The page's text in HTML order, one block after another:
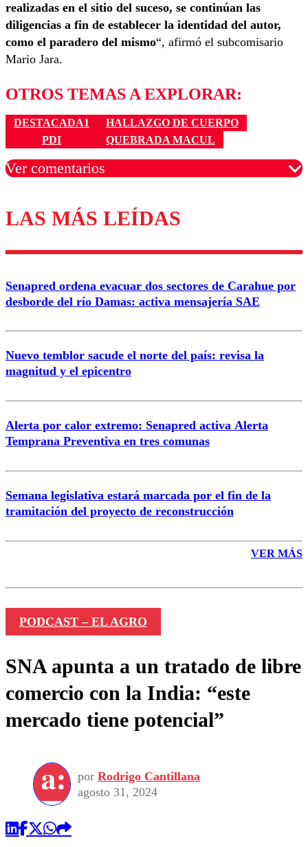
realizadas en el sitio del suceso, se continúan las
diligencias a fin de establecer la identidad del autor,
como el paradero del mismo“, afirmó el subcomisario
Mario Jara.
OTROS TEMAS A EXPLORAR:
DESTACADA1
HALLAZGO DE CUERPO
PDI
QUEBRADA MACUL
Ver comentarios
Los comentarios son moderados para garantizar un
diálogo respetuoso.
Correo
LAS MÁS LEÍDAS
Senapred ordena evacuar dos sectores de Carahue por
desborde del río Damas: activa mensajería SAE
Nuevo temblor sacude el norte del país: revisa la
magnitud y el epicentro
Alerta por calor extremo: Senapred activa Alerta
Temprana Preventiva en tres comunas
Semana legislativa estará marcada por el fin de la
tramitación del proyecto de reconstrucción
VER MÁS
PODCAST – EL AGRO
SNA apunta a un tratado de libre
comercio con la India: “este
mercado tiene potencial”
por Rodrigo Cantillana
agosto 31, 2024